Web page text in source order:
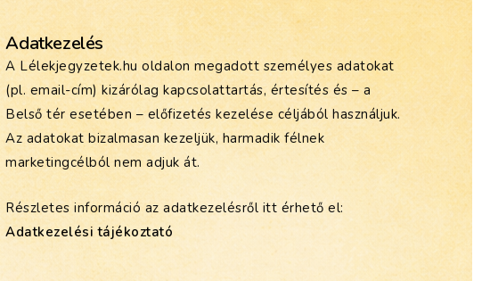
Adatkezelés
A Lélekjegyzetek.hu oldalon megadott személyes adatokat
(pl. email-cím) kizárólag kapcsolattartás, értesítés és – a
Belső tér esetében – előfizetés kezelése céljából használjuk.
Az adatokat bizalmasan kezeljük, harmadik félnek
marketingcélból nem adjuk át.
Részletes információ az adatkezelésről itt érhető el:
Adatkezelési tájékoztató